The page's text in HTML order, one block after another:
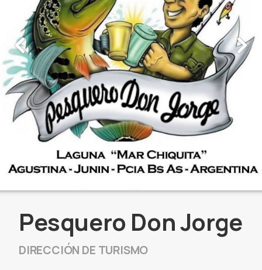
Pesquero Don Jorge
DIRECCIÓN DE TURISMO